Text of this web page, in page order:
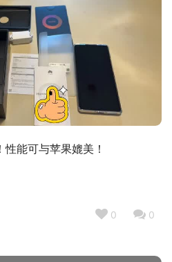
能可与苹果媲美！
0 0